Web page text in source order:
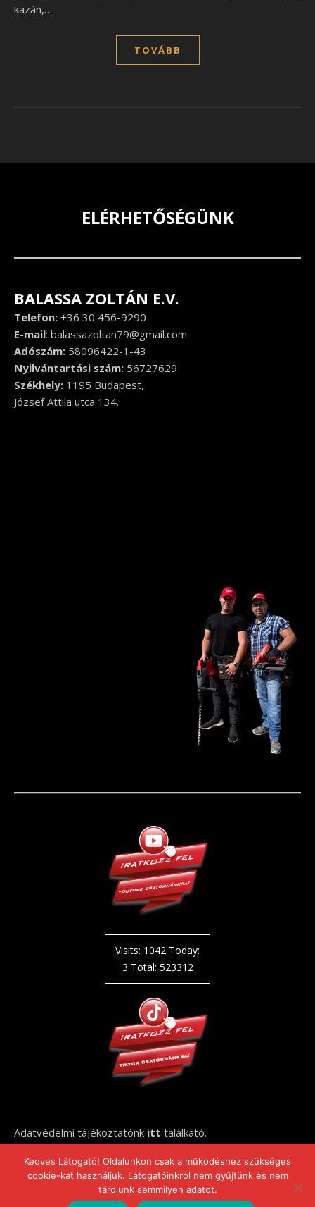
kazán,…
TOVÁBB
ELÉRHETŐSÉGÜNK
BALASSA ZOLTÁN E.V.
Telefon: +36 30 456-9290
E-mail: balassazoltan79@gmail.com
Adószám: 58096422-1-43
Nyilvántartási szám: 56727629
Székhely: 1195 Budapest,
József Attila utca 134.
Visits: 1042 Today:
3 Total: 523312
Adatvédelmi tájékoztatónk itt találkató.
Kedves Látogató! Oldalunkon csak a működéshez szükséges
cookie-kat használjuk. Látogatóinkról nem gyűjtünk és nem
tárolunk semmilyen adatot.